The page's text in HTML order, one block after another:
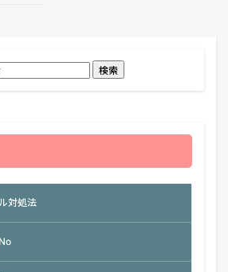
検索
対処法